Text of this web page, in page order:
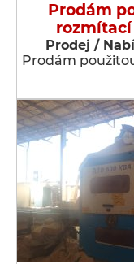
Prodám
rozmítací
Prodej /
Prodám